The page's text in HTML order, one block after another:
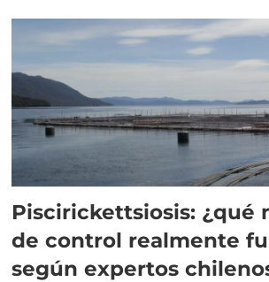
Piscirickettsiosis: ¿qué
de control realmente
según expertos